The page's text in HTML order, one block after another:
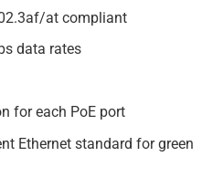
at compliant
data rates
for each PoE port
Ethernet standard for green